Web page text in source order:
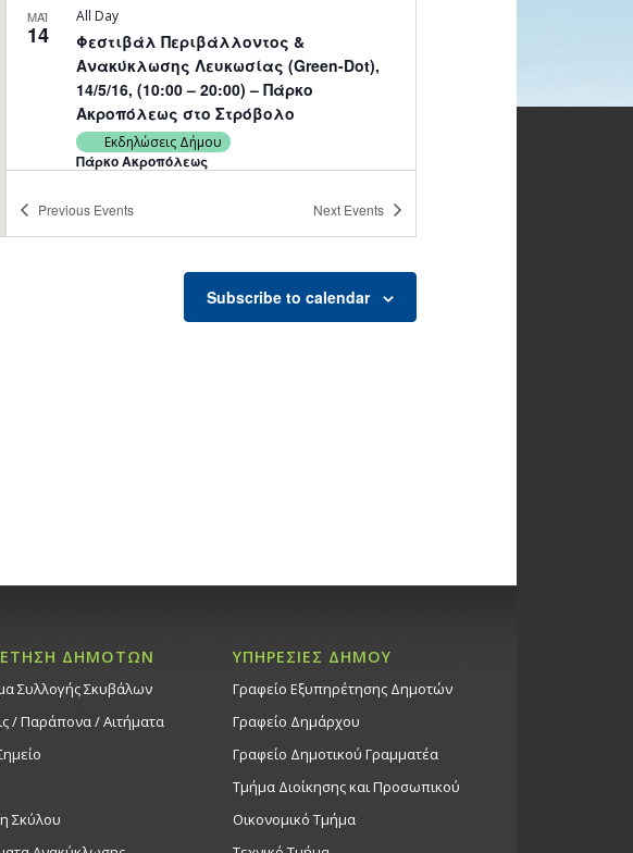
ΜΑΪ
14
Φεστιβάλ Περιβάλλοντος &
Ανακύκλωσης Λευκωσίας (Green-Dot),
14/5/16, (10:00 – 20:00) – Πάρκο
Ακροπόλεως στο Στρόβολο
All Day
Εκδηλώσεις Δήμου
Πάρκο Ακροπόλεως
ΜΑΪ
15
«Στην αγκαλιά μου κι απόψε…»,
Συναυλία αφιερωμένη στη μνήμη της
Μαίρης Ιωάννου, 15/5/16 – Δημοτικό
Θέατρο Στροβόλου
All Day
Θεατρική Παράσταση «Τύμπανο,
(Θεατρικό Εργαστήρι Γιάννη
Ξανθούλη), 23/5/16 – Δημοτικό Θέατρο
Δημοτικό Θέατρο Στροβόλου
All Day
Previous Events Next Events
Subscribe to calendar
ΔΗΜΟΤΩΝ
Συλλογής Σκυβάλων
/ Παράπονα / Αιτήματα
Σκύλου
ΥΠΗΡΕΣΙΕΣ ΔΗΜΟΥ
Γραφείο Εξυπηρέτησης Δημοτών
Γραφείο Δημάρχου
Γραφείο Δημοτικού Γραμματέα
Τμήμα Διοίκησης και Προσωπικού
Οικονομικό Τμήμα